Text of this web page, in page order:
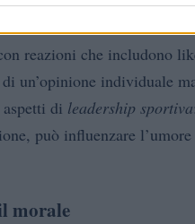
al club. Il fatto
reazioni che includono
un’opinione individuale
di leadership sportiva
può influenzare
morale